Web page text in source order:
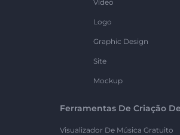
Vídeo
Logo
Graphic Design
Site
Mockup
Ferramentas De Criação
Visualizador De Música Gratuito